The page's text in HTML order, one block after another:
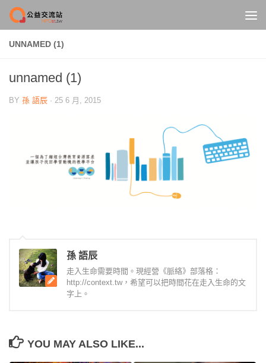
Skip to content
UNNAMED (1)
unnamed (1)
BY 孫 語辰 · 25 6 月, 2015
孫 語辰
走入生命需要時間。現經營《脈絡》部落格：
http://context.tw，希望可以把時間花在走入生命的文
字上。
YOU MAY ALSO LIKE...